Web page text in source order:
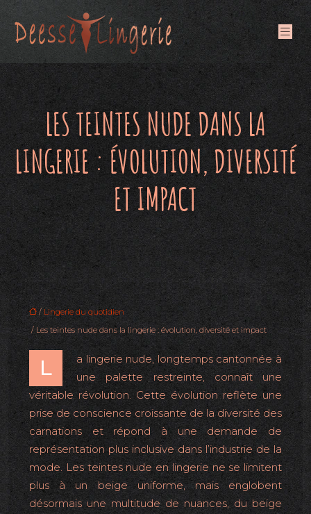
LES TEINTES NUDE DANS LA
LINGERIE : ÉVOLUTION, DIVERSITÉ
ET IMPACT
/ Lingerie du quotidien
/ Les teintes nude dans la lingerie : évolution, diversité et impact
L
a lingerie nude, longtemps cantonnée à
une palette restreinte, connaît une
véritable révolution. Cette évolution reflète une
prise de conscience croissante de la diversité des
carnations et répond à une demande de
représentation plus inclusive dans l’industrie de la
mode. Les teintes nude en lingerie ne se limitent
plus à un beige uniforme, mais englobent
désormais une multitude de nuances, du beige